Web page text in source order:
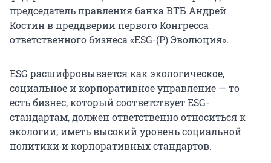
председатель правления банка ВТБ Андрей
Костин в преддверии первого Конгресса
ответственного бизнеса «ESG-(P) Эволюция».
ESG расшифровывается как экологическое,
социальное и корпоративное управление — то
есть бизнес, который соответствует ESG-
стандартам, должен ответственно относиться к
экологии, иметь высокий уровень социальной
политики и корпоративных стандартов.